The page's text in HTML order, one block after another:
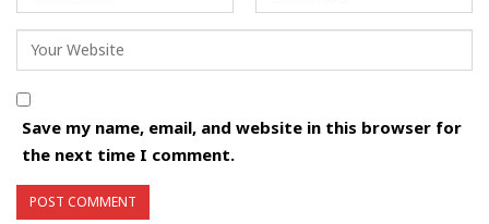
Save my name, email, and website in this browser for
the next time I comment.